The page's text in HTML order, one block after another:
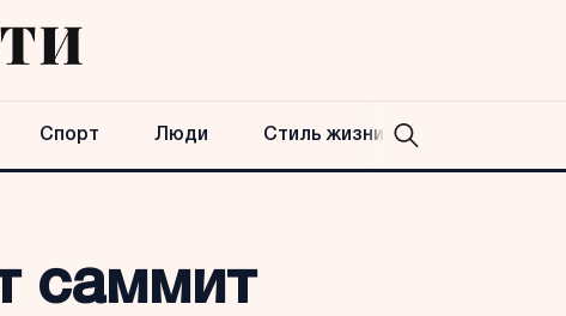
Спорт Люди Стиль жизни
саммит